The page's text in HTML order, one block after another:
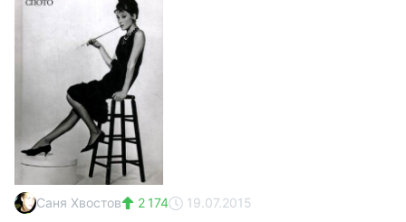
Саня Хвостов 2 174 19.07.2015